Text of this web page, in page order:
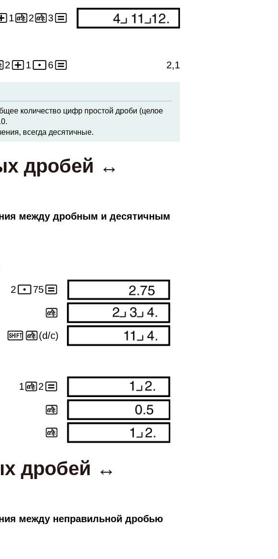
1 2 3
2 1 6 2,1
количество цифр простой дроби (целое
всегда десятичные.
дробей ↔
между дробным и десятичным
2 75
(d/c)
1 2
дробей ↔
между неправильной дробью